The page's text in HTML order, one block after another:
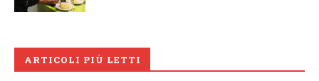
ARTICOLI PIÙ LETTI